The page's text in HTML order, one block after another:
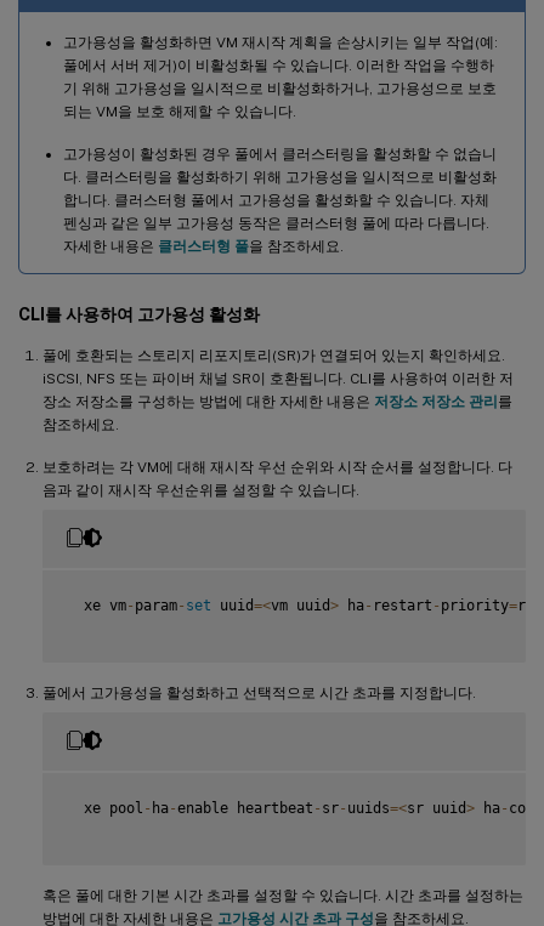
고가용성을 활성화하면 VM 재시작 계획을 손상시키는 일부 작업(예:
풀에서 서버 제거)이 비활성화될 수 있습니다. 이러한 작업을 수행하
기 위해 고가용성을 일시적으로 비활성화하거나, 고가용성으로 보호
되는 VM을 보호 해제할 수 있습니다.
고가용성이 활성화된 경우 풀에서 클러스터링을 활성화할 수 없습니
다. 클러스터링을 활성화하기 위해 고가용성을 일시적으로 비활성화
합니다. 클러스터형 풀에서 고가용성을 활성화할 수 있습니다. 자체
펜싱과 같은 일부 고가용성 동작은 클러스터형 풀에 따라 다릅니다.
자세한 내용은 클러스터형 풀을 참조하세요.
CLI를 사용하여 고가용성 활성화
풀에 호환되는 스토리지 리포지토리(SR)가 연결되어 있는지 확인하세요.
iSCSI, NFS 또는 파이버 채널 SR이 호환됩니다. CLI를 사용하여 이러한 저
장소 저장소를 구성하는 방법에 대한 자세한 내용은 저장소 저장소 관리를
참조하세요.
보호하려는 각 VM에 대해 재시작 우선 순위와 시작 순서를 설정합니다. 다
음과 같이 재시작 우선순위를 설정할 수 있습니다.
  xe vm
- param- set uuid=<vm uuid> ha- restart - priority=
풀에서 고가용성을 활성화하고 선택적으로 시간 초과를 지정합니다.
  xe pool
- ha-enable heartbeat - sr- uuids=<sr uuid> ha-
혹은 풀에 대한 기본 시간 초과를 설정할 수 있습니다. 시간 초과를 설정하는
방법에 대한 자세한 내용은 고가용성 시간 초과 구성을 참조하세요.